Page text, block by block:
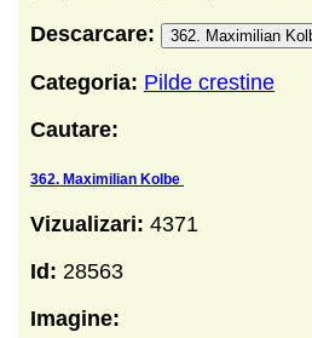
Descarcare:
362. Maximilian
Categoria: Pilde crestine
Cautare:
362. Maximilian Kolbe
Vizualizari: 4371
Id: 28563
Imagine: